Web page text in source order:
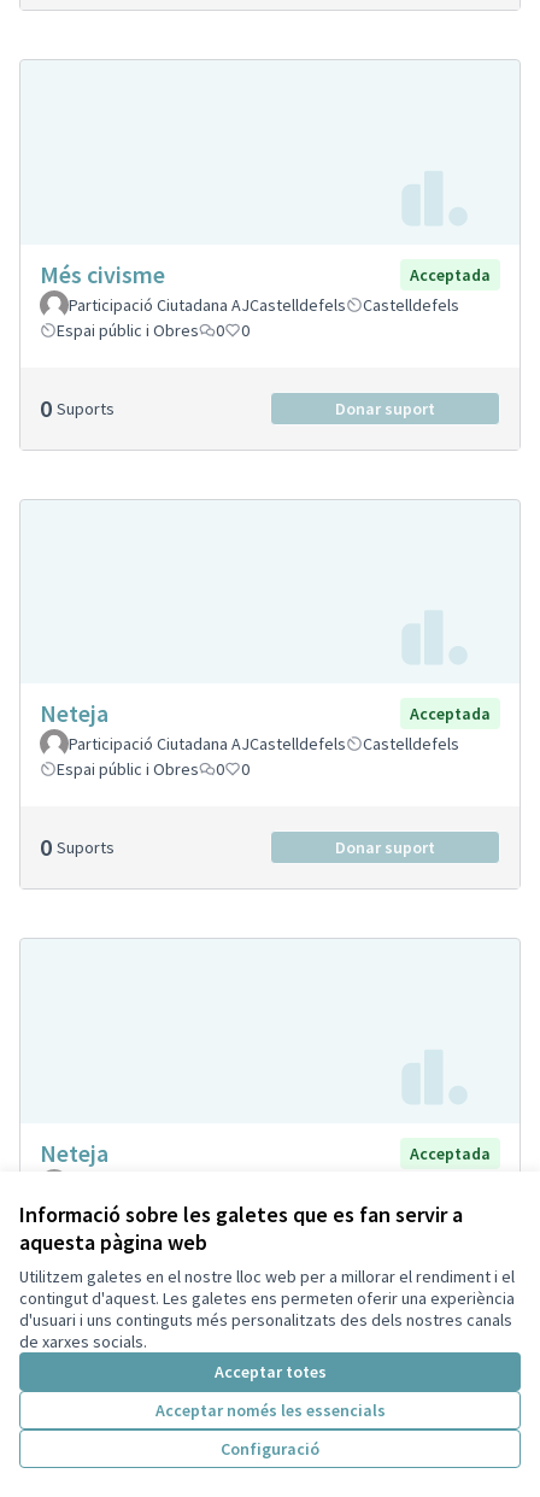
Informació sobre les galetes que es fan servir a
aquesta pàgina web
Utilitzem galetes en el nostre lloc web per a millorar el rendiment i el
contingut d'aquest. Les galetes ens permeten oferir una experiència
d'usuari i uns continguts més personalitzats des dels nostres canals
de xarxes socials.
Acceptar totes
Acceptar només les essencials
Configuració
Més civisme
Acceptada
Participació Ciutadana AJCastelldefels
Castelldefels
Espai públic i Obres
0 0
0 Suports Donar suport
Neteja
Acceptada
Participació Ciutadana AJCastelldefels
Castelldefels
Espai públic i Obres
0 0
0 Suports Donar suport
Neteja
Acceptada
Espai públic i Obres
0 0
0 Suports Donar suport